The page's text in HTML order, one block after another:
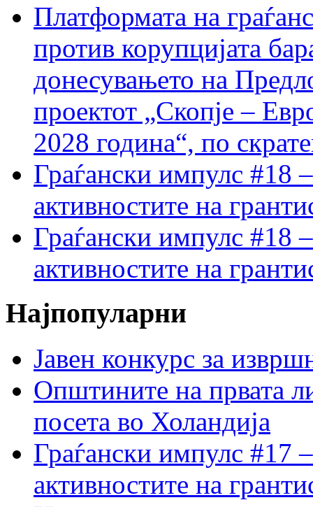
Платформата на
против корупцијата
донесувањето на
проектот „Скопје –
2028 година“, по
Граѓански импулс #18
активностите на
Граѓански импулс #18
активностите на
Најпопуларни
Јавен конкурс за
Општините на првата
посета во Холандија
Граѓански импулс #17
активностите на